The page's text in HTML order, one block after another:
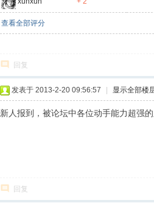
查看全部评分
回复
发表于 2013-2-20 09:56:57 显示全部楼
新人报到，被论坛中各位动手能力超强
回复